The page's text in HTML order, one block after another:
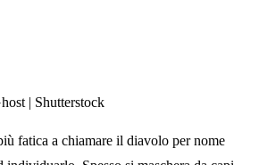
| Shutterstock
fatica a chiamare il diavolo per nome